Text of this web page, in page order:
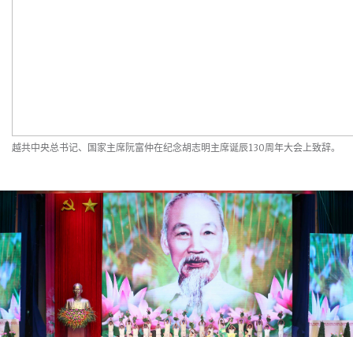
越共中央总书记、国家主席阮富仲在纪念胡志明主席诞辰130周年大会上致辞。